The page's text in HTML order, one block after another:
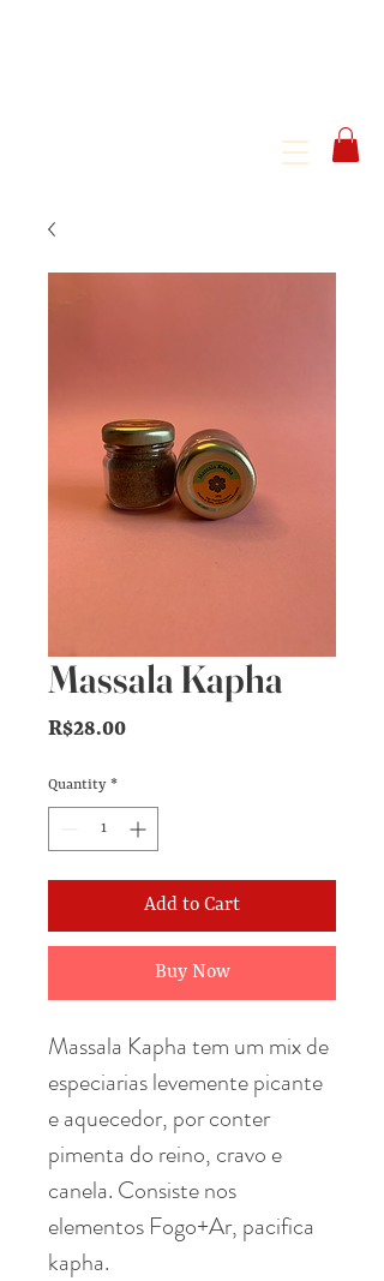
Massala Kapha
R$28.00Price
Quantity *
Add to Cart
Buy Now
Massala Kapha tem um mix de
especiarias levemente picante
e aquecedor, por conter
pimenta do reino, cravo e
canela. Consiste nos
elementos Fogo+Ar, pacifica
kapha.